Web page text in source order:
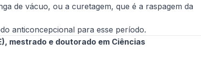
de vácuo, ou a curetagem, que é a raspagem da
anticoncepcional para esse período.
mestrado e doutorado em Ciências